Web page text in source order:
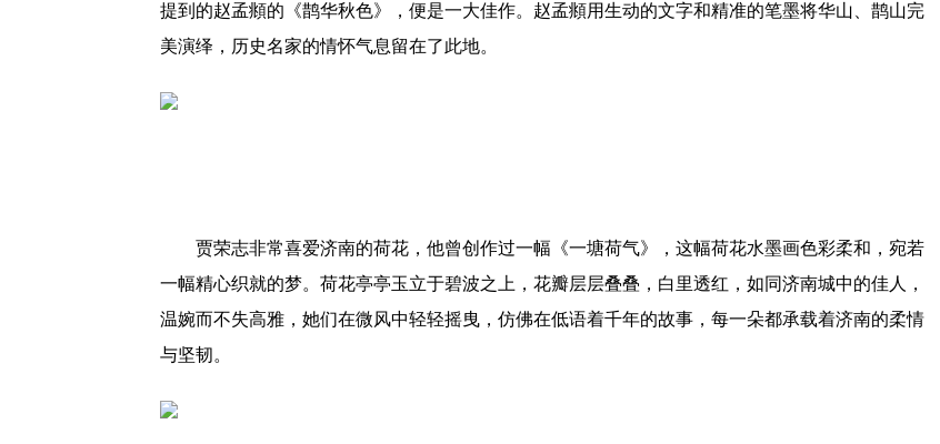
提到的赵孟頫的《鹊华秋色》，便是一大佳作。赵孟頫用生动的文字和精准的笔墨将华山、鹊山完
美演绎，历史名家的情怀气息留在了此地。
贾荣志非常喜爱济南的荷花，他曾创作过一幅《一塘荷气》，这幅荷花水墨画色彩柔和，宛若
一幅精心织就的梦。荷花亭亭玉立于碧波之上，花瓣层层叠叠，白里透红，如同济南城中的佳人，
温婉而不失高雅，她们在微风中轻轻摇曳，仿佛在低语着千年的故事，每一朵都承载着济南的柔情
与坚韧。